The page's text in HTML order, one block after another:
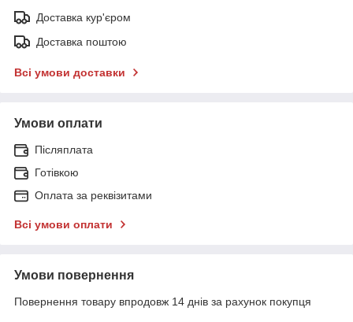
Доставка кур'єром
Доставка поштою
Всі умови доставки
Умови оплати
Післяплата
Готівкою
Оплата за реквізитами
Всі умови оплати
Умови повернення
Повернення товару впродовж 14 днів за рахунок покупця